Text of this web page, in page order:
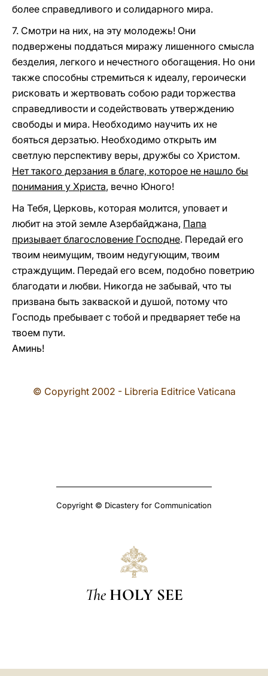
более справедливого и солидарного мира.
7. Смотри на них, на эту молодежь! Они
подвержены поддаться миражу лишенного смысла
безделия, легкого и нечестного обогащения. Но они
также способны стремиться к идеалу, героически
рисковать и жертвовать собою ради торжества
справедливости и содействовать утверждению
свободы и мира. Необходимо научить их не
бояться дерзатью. Необходимо открыть им
светлую перспективу веры, дружбы со Христом.
Нет такого дерзания в благе, которое не нашло бы
понимания у Христа, вечно Юного!
На Тебя, Церковь, которая молится, уповает и
любит на этой земле Азербайджана, Папа
призывает благословение Господне. Передай его
твоим неимущим, твоим недугующим, твоим
страждущим. Передай его всем, подобно поветрию
благодати и любви. Никогда не забывай, что ты
призвана быть закваской и душой, потому что
Господь пребывает с тобой и предваряет тебе на
твоем пути.
Аминь!
© Copyright 2002 - Libreria Editrice Vaticana
Copyright © Dicastery for Communication
The HOLY SEE